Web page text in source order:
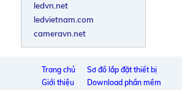
ledvn.net
ledvietnam.com
cameravn.net
Trang chủ
Giới thiệu
Sơ đồ lắp đặt thiết bị
Download phần mềm